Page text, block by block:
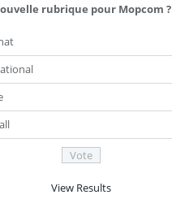
rubrique pour Mopcom ?
View Results